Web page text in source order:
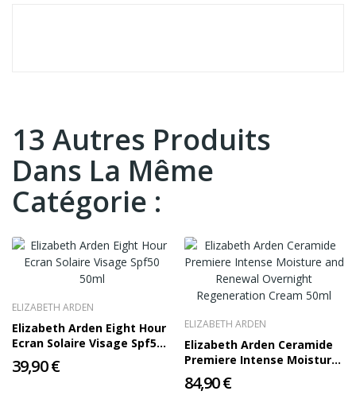
13 Autres Produits
Dans La Même
Catégorie :
ELIZABETH ARDEN
Elizabeth Arden Eight Hour
Ecran Solaire Visage Spf50
50ml
39,90 €
ELIZABETH ARDEN
Elizabeth Arden Ceramide
Premiere Intense Moisture
and Renewal Overnight...
84,90 €